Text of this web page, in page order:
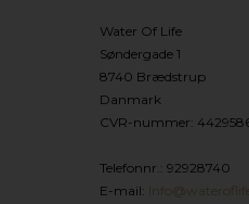
Water Of Life
Søndergade 1
8740 Brædstrup
Danmark
CVR-nummer:
Telefonnr.: 92928740
E-mail: